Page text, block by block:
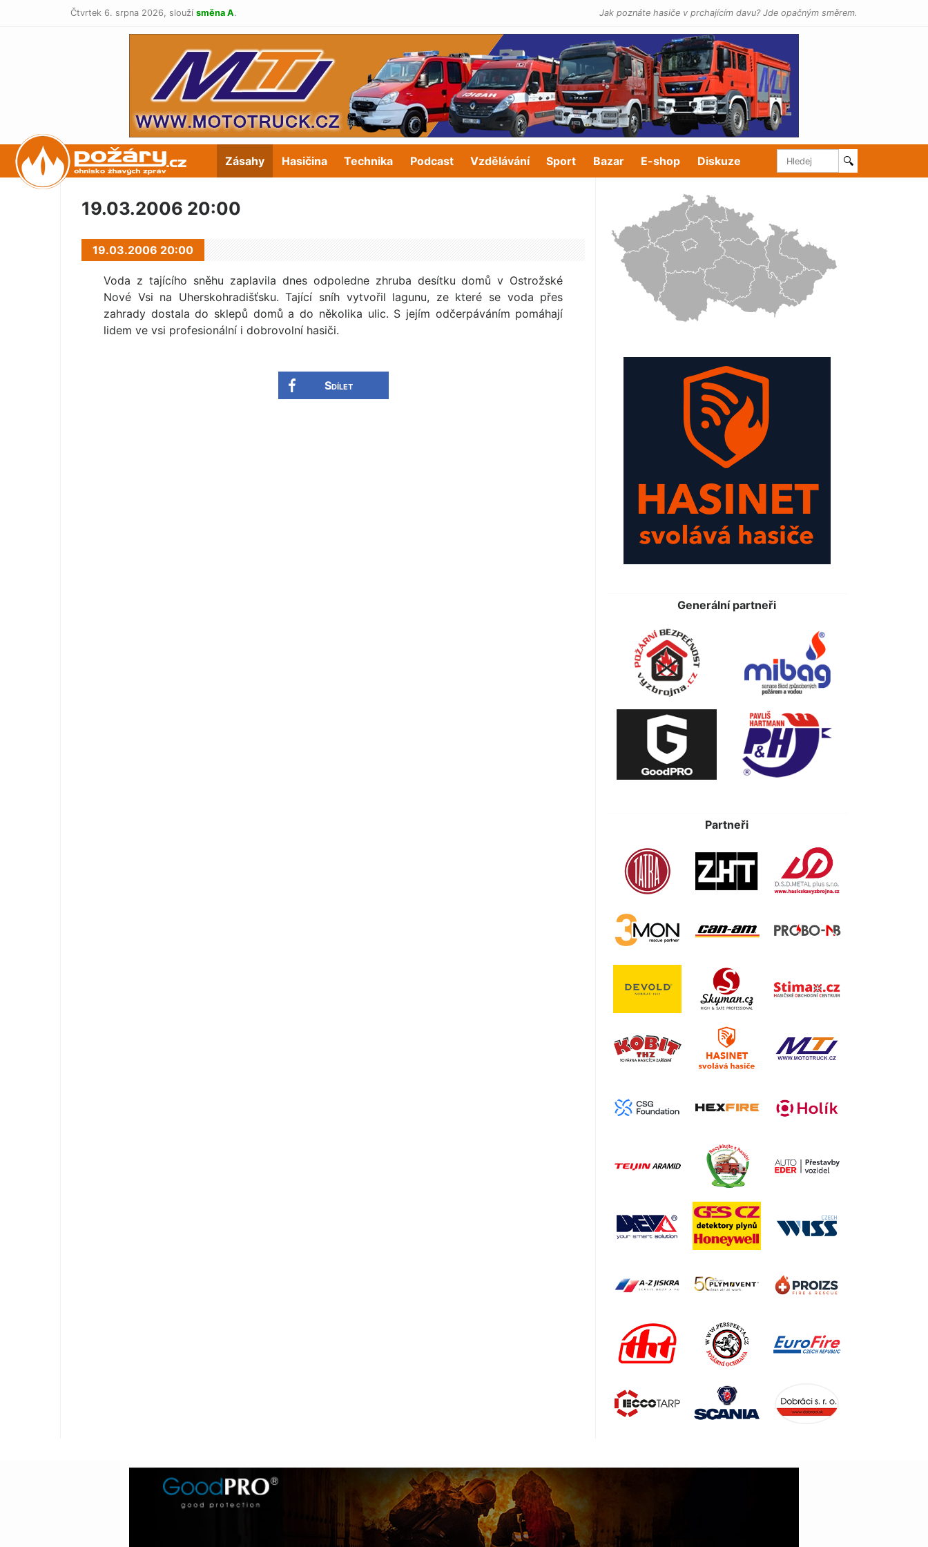
Čtvrtek 6. srpna 2026, slouží směna A. Jak poznáte hasiče v prchajícím davu? Jde opačným směrem.
POŽÁRY.cz Zásahy Hasičina Technika Podcast Vzdělávání Sport Bazar E-shop Diskuze 🔍
19.03.2006 20:00
19.03.2006 20:00
Voda z tajícího sněhu zaplavila dnes odpoledne zhruba desítku domů v Ostrožské
Nové Vsi na Uherskohradišťsku. Tající sníh vytvořil lagunu, ze které se voda přes
zahrady dostala do sklepů domů a do několika ulic. S jejím odčerpáváním pomáhají
lidem ve vsi profesionální i dobrovolní hasiči.
Sdílet
Generální partneři
Partneři